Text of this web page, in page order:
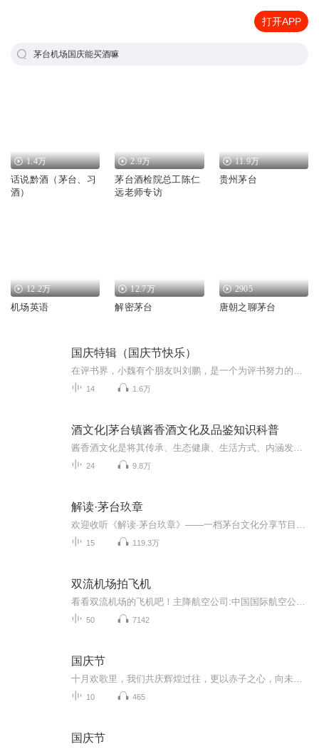
打开APP
茅台机场国庆能买酒嘛
1.4万
话说黔酒（茅台、习
酒）
2.9万
茅台酒检院总工陈仁
远老师专访
11.9万
贵州茅台
12.2万
机场英语
12.7万
解密茅台
2905
唐朝之聊茅台
国庆特辑（国庆节快乐）
14 1.6万
酒文化|茅台镇酱香酒文化及品鉴知识科普
24 9.8万
解读·茅台玖章
15 119.3万
双流机场拍飞机
50 7142
国庆节
10 465
国庆节